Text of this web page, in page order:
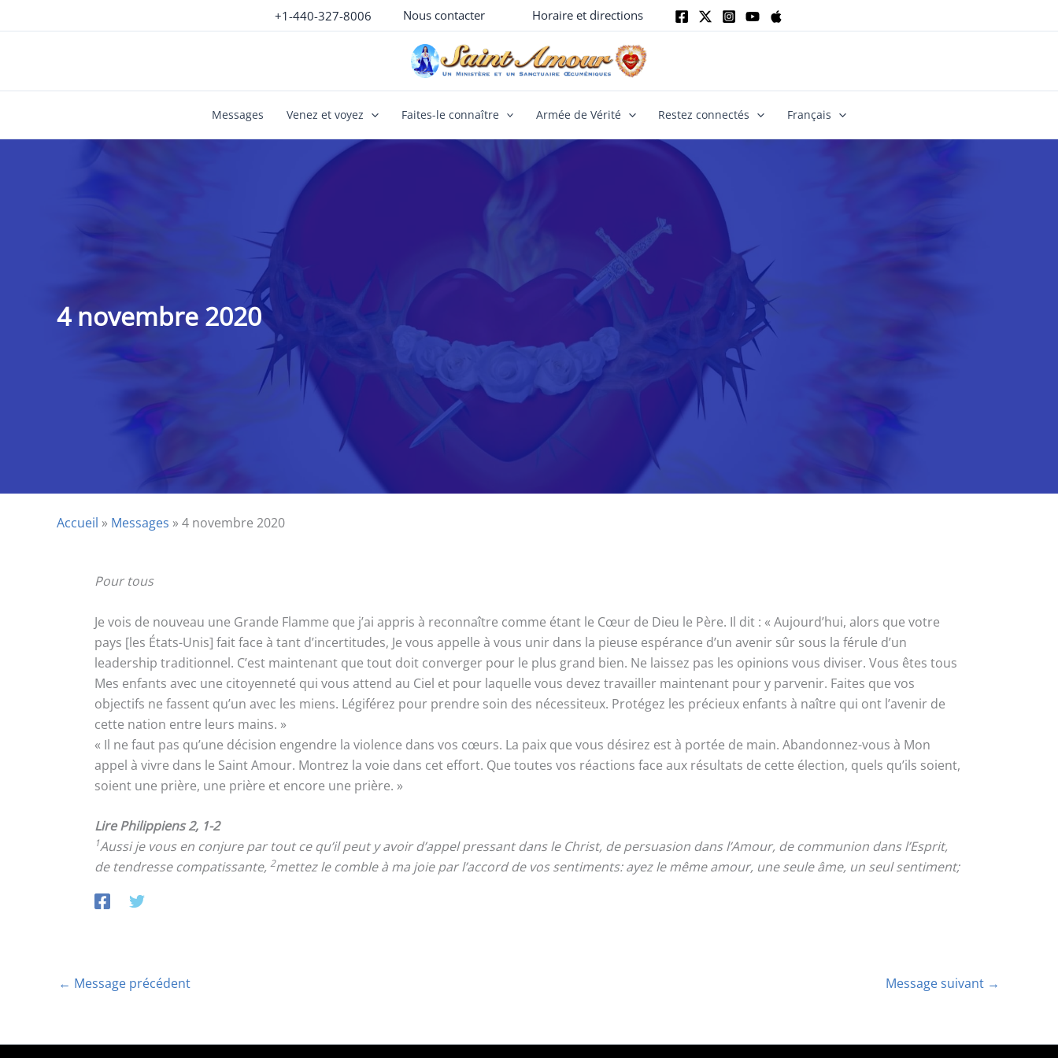
au
+1-440-327-8006 Nous contacter Horaire et directions
Messages Venez et voyez Faites-le connaître Armée de Vérité Restez connectés Français
4 novembre 2020
Accueil » Messages »4 novembre 2020
Pour tous
Je vois de nouveau une Grande Flamme que j’ai appris à reconnaître comme étant le Cœur de Dieu le Père. Il dit : « Aujourd’hui, alors que votre
pays [les États-Unis] fait face à tant d’incertitudes, Je vous appelle à vous unir dans la pieuse espérance d’un avenir sûr sous la férule d’un
leadership traditionnel. C’est maintenant que tout doit converger pour le plus grand bien. Ne laissez pas les opinions vous diviser. Vous êtes tous
Mes enfants avec une citoyenneté qui vous attend au Ciel et pour laquelle vous devez travailler maintenant pour y parvenir. Faites que vos
objectifs ne fassent qu’un avec les miens. Légiférez pour prendre soin des nécessiteux. Protégez les précieux enfants à naître qui ont l’avenir de
cette nation entre leurs mains. »
« Il ne faut pas qu’une décision engendre la violence dans vos cœurs. La paix que vous désirez est à portée de main. Abandonnez-vous à Mon
appel à vivre dans le Saint Amour. Montrez la voie dans cet effort. Que toutes vos réactions face aux résultats de cette élection, quels qu’ils soient,
soient une prière, une prière et encore une prière. »
Lire Philippiens 2, 1-2
1Aussi je vous en conjure par tout ce qu’il peut y avoir d’appel pressant dans le Christ, de persuasion dans l’Amour, de communion dans l’Esprit,
de tendresse compatissante, 2mettez le comble à ma joie par l’accord de vos sentiments: ayez le même amour, une seule âme, un seul sentiment;
← Message précédent Message suivant →